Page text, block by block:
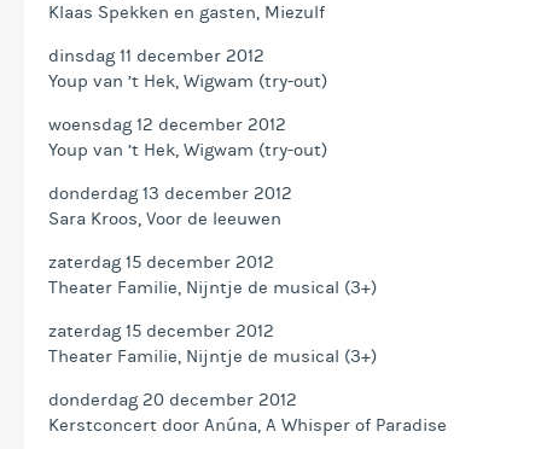
Klaas Spekken en gasten, Miezulf
dinsdag 11 december 2012
Youp van ’t Hek, Wigwam (try-out)
woensdag 12 december 2012
Youp van ’t Hek, Wigwam (try-out)
donderdag 13 december 2012
Sara Kroos, Voor de leeuwen
zaterdag 15 december 2012
Theater Familie, Nijntje de musical (3+)
zaterdag 15 december 2012
Theater Familie, Nijntje de musical (3+)
donderdag 20 december 2012
Kerstconcert door Anúna, A Whisper of Paradise